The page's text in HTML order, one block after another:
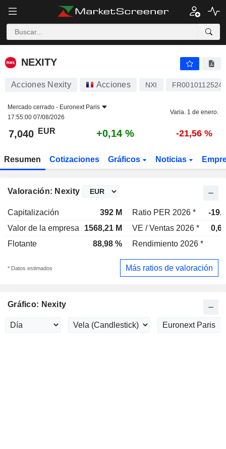
NEXITY
NEXITY
Acciones Nexity Acciones NXI FR0010112524
Mercado cerrado - Euronext Paris
17:55:00 07/08/2026
Varia. 1 de enero.
7,040 EUR +0,14 % -21,56 %
Resumen Cotizaciones Gráficos Noticias
Valoración: Nexity
Capitalización 392 M Ratio PER 2026 *
-
Valor de la empresa
1568,21 M VE / Ventas 2026 *
Flotante
88,98 % Rendimiento 2026 *
* Datos estimados Más ratios de valoración
Gráfico: Nexity